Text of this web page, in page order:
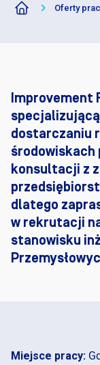
Oferty
Improvement
dostarczaniu
środowiskach
konsultacji z
dlatego
w rekrutacji
stanowisku
Miejsce pracy: